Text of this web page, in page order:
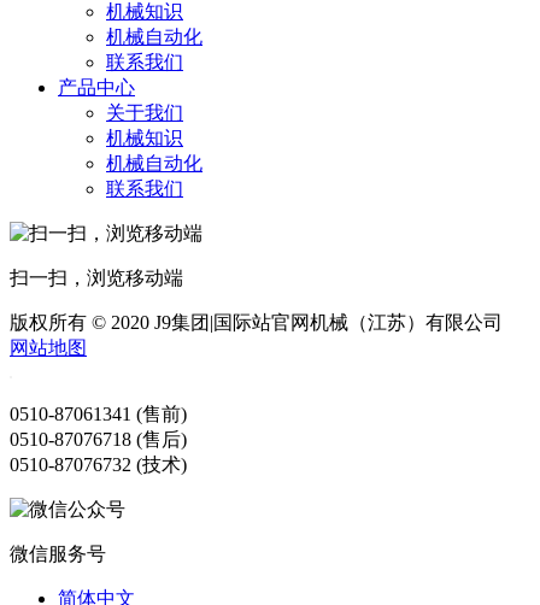
机械知识
机械自动化
联系我们
产品中心
关于我们
机械知识
机械自动化
联系我们
扫一扫，浏览移动端
版权所有 © 2020 J9集团|国际站官网机械（江苏）有限公司
网站地图
0510-87061341 (售前)
0510-87076718 (售后)
0510-87076732 (技术)
微信服务号
简体中文